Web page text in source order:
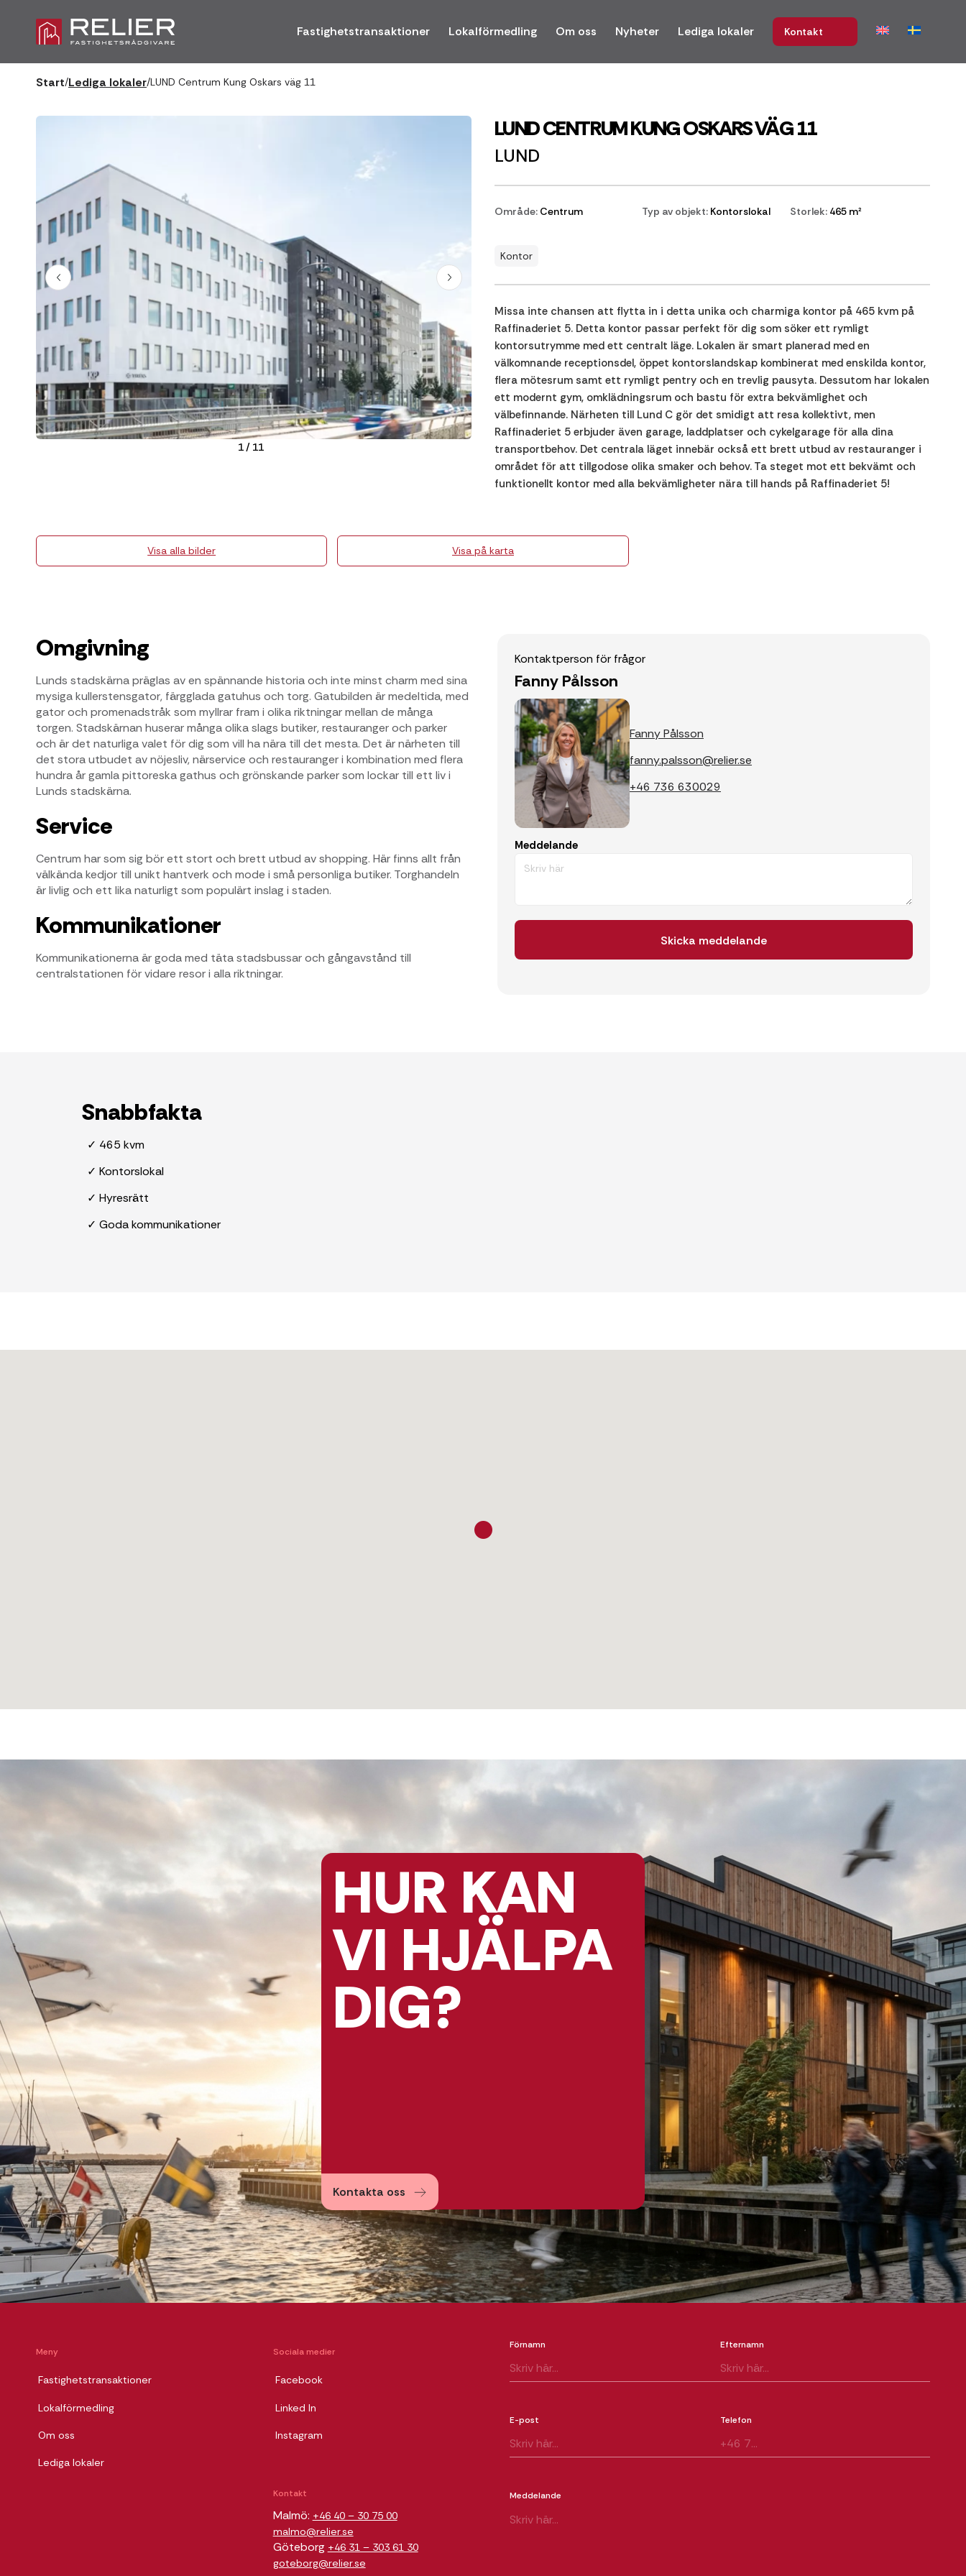
Fastighetstransaktioner Lokalförmedling Om oss Nyheter Lediga lokaler Kontakt
Start/Lediga lokaler/LUND Centrum Kung Oskars väg 11
1/ 11
LUND CENTRUM KUNG OSKARS VÄG 11
LUND
Område: Centrum Typ av objekt: Kontorslokal Storlek:465 m²
Kontor
Missa inte chansen att flytta in i detta unika och charmiga kontor på 465 kvm på
Raffinaderiet 5. Detta kontor passar perfekt för dig som söker ett rymligt
kontorsutrymme med ett centralt läge. Lokalen är smart planerad med en
välkomnande receptionsdel, öppet kontorslandskap kombinerat med enskilda kontor,
flera mötesrum samt ett rymligt pentry och en trevlig pausyta. Dessutom har lokalen
ett modernt gym, omklädningsrum och bastu för extra bekvämlighet och
välbefinnande. Närheten till Lund C gör det smidigt att resa kollektivt, men
Raffinaderiet 5 erbjuder även garage, laddplatser och cykelgarage för alla dina
transportbehov. Det centrala läget innebär också ett brett utbud av restauranger i
området för att tillgodose olika smaker och behov. Ta steget mot ett bekvämt och
funktionellt kontor med alla bekvämligheter nära till hands på Raffinaderiet 5!
Visa alla bilder Visa på karta
Omgivning
Lunds stadskärna präglas av en spännande historia och inte minst charm med sina
mysiga kullerstensgator, färgglada gatuhus och torg. Gatubilden är medeltida, med
gator och promenadstråk som myllrar fram i olika riktningar mellan de många
torgen. Stadskärnan huserar många olika slags butiker, restauranger och parker
och är det naturliga valet för dig som vill ha nära till det mesta. Det är närheten till
det stora utbudet av nöjesliv, närservice och restauranger i kombination med flera
hundra år gamla pittoreska gathus och grönskande parker som lockar till ett liv i
Lunds stadskärna.
Service
Centrum har som sig bör ett stort och brett utbud av shopping. Här finns allt från
välkända kedjor till unikt hantverk och mode i små personliga butiker. Torghandeln
är livlig och ett lika naturligt som populärt inslag i staden.
Kommunikationer
Kommunikationerna är goda med täta stadsbussar och gångavstånd till
centralstationen för vidare resor i alla riktningar.
Kontaktperson för frågor
Fanny Pålsson
Fanny Pålsson
fanny.palsson@relier.se
+46 736 630029
Meddelande
Snabbfakta
✓ 465 kvm
✓ Kontorslokal
✓ Hyresrätt
✓ Goda kommunikationer
HUR KAN
VI HJÄLPA
DIG?
Kontakta oss
Meny
Fastighetstransaktioner
Lokalförmedling
Om oss
Lediga lokaler
Sociala medier
Facebook
Linked In
Instagram
Kontakt
Malmö: +46 40 – 30 75 00
malmo@relier.se
Göteborg +46 31 – 303 61 30
goteborg@relier.se
Förnamn Efternamn
E-post Telefon
Meddelande